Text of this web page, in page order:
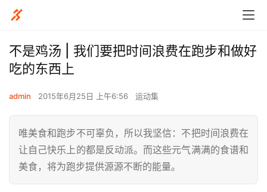
不是鸡汤 | 我们要把时间浪费在跑步和做好
吃的东西上
admin 2015年6月25日 上午6:56 运动集
唯美食和跑步不可辜负，所以我坚信：不把时间浪费在
让自己快乐上的都是反动派。而这些元气满满的食谱和
美食，将为跑步提供源源不断的能量。